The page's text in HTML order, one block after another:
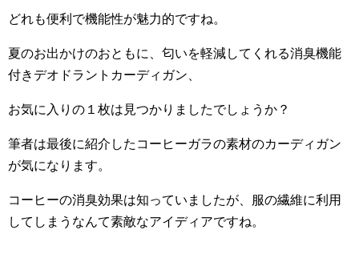
どれも便利で機能性が魅力的ですね。
夏のお出かけのおともに、匂いを軽減してくれる消臭機能
付きデオドラントカーディガン、
お気に入りの１枚は見つかりましたでしょうか？
筆者は最後に紹介したコーヒーガラの素材のカーディガン
が気になります。
コーヒーの消臭効果は知っていましたが、服の繊維に利用
してしまうなんて素敵なアイディアですね。